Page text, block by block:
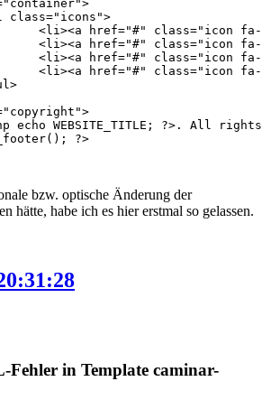
bzw. optische Änderung der
hätte, habe ich es hier erstmal so gelassen.
Fehler in Template caminar-